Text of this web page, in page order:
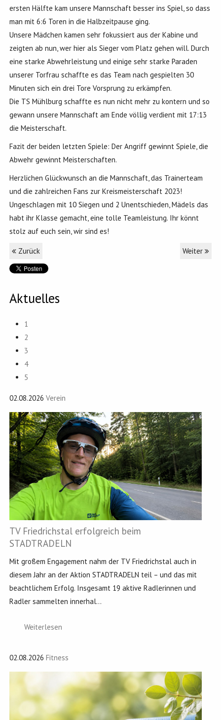
ersten Hälfte kam unsere Mannschaft besser ins Spiel, so dass
man mit 6:6 Toren in die Halbzeitpause ging.
Unsere Mädchen kamen sehr fokussiert aus der Kabine und
zeigten ab nun, wer hier als Sieger vom Platz gehen will. Durch
eine starke Abwehrleistung und einige sehr starke Paraden
unserer Torfrau schaffte es das Team nach gespielten 30
Minuten sich ein drei Tore Vorsprung zu erkämpfen.
Die TS Mühlburg schaffte es nun nicht mehr zu kontern und so
gewann unsere Mannschaft am Ende völlig verdient mit 17:13
die Meisterschaft.
Fazit der beiden letzten Spiele: Der Angriff gewinnt Spiele, die
Abwehr gewinnt Meisterschaften.
Herzlichen Glückwunsch an die Mannschaft, das Trainerteam
und die zahlreichen Fans zur Kreismeisterschaft 2023!
Ungeschlagen mit 10 Siegen und 2 Unentschieden, Mädels das
habt ihr Klasse gemacht, eine tolle Teamleistung. Ihr könnt
stolz auf euch sein, wir sind es!
Zurück Weiter
Aktuelles
1
2
3
4
5
02.08.2026 Verein
TV Friedrichstal erfolgreich beim
STADTRADELN
Mit großem Engagement nahm der TV Friedrichstal auch in
diesem Jahr an der Aktion STADTRADELN teil – und das mit
beachtlichem Erfolg. Insgesamt 19 aktive Radlerinnen und
Radler sammelten innerhal...
Weiterlesen
02.08.2026 Fitness